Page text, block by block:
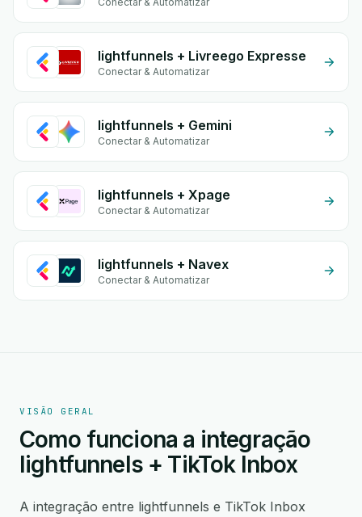
lightfunnels + Livreego Expresse
Conectar & Automatizar
lightfunnels + Gemini
Conectar & Automatizar
lightfunnels + Xpage
Conectar & Automatizar
lightfunnels + Navex
Conectar & Automatizar
VISÃO GERAL
Como funciona a integração
lightfunnels + TikTok Inbox
A integração entre lightfunnels e TikTok Inbox